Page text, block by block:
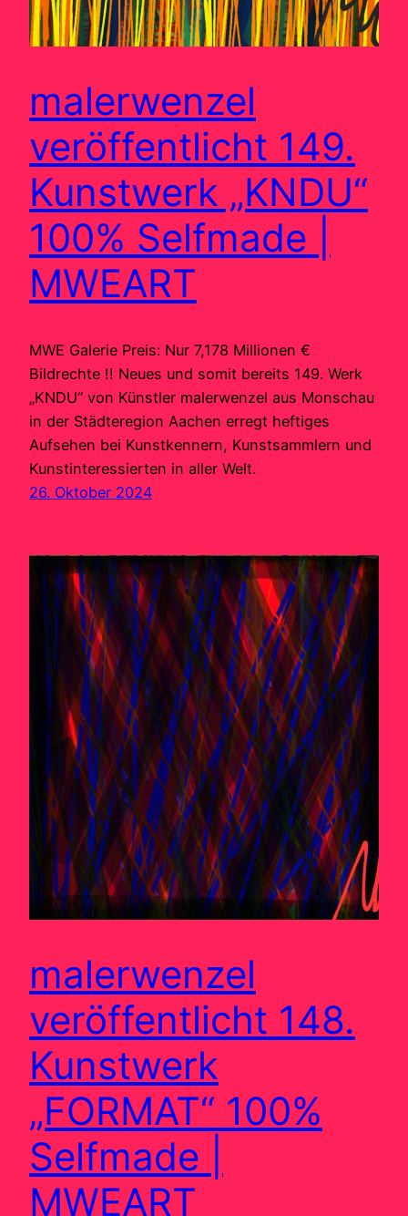
malerwenzel
veröffentlicht 149.
Kunstwerk „KNDU“
100% Selfmade |
MWEART
MWE Galerie Preis: Nur 7,178 Millionen €
Bildrechte !! Neues und somit bereits 149. Werk
„KNDU“ von Künstler malerwenzel aus Monschau
in der Städteregion Aachen erregt heftiges
Aufsehen bei Kunstkennern, Kunstsammlern und
Kunstinteressierten in aller Welt.
26. Oktober 2024
malerwenzel
veröffentlicht 148.
Kunstwerk
„FORMAT“ 100%
Selfmade |
MWEART